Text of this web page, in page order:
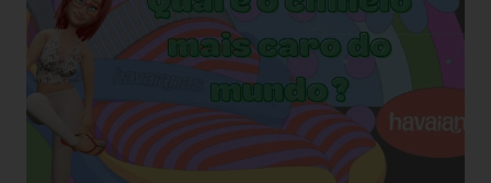
comemorar o final do ano letivo nas escolas, nas
confraternizações do trabalho, nas festas de fim de ano,
etc.. Além da diversão que a brincadeira proporciona,
também é uma excelente oportunidade de ganhar muitas
havaianas e incorporar sua coleção.